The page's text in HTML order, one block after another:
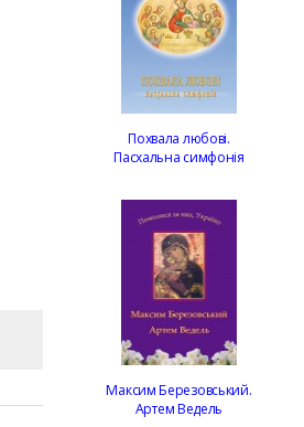
Похвала любові.
Пасхальна симфонія
Максим Березовський.
Артем Ведель